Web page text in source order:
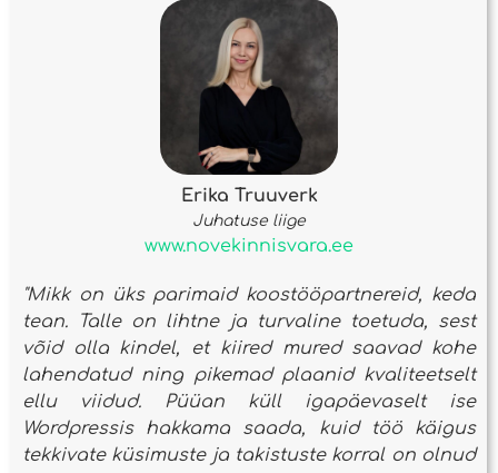
Erika Truuverk
Juhatuse liige
www.novekinnisvara.ee
"Mikk on üks parimaid koostööpartnereid, keda
tean. Talle on lihtne ja turvaline toetuda, sest
võid olla kindel, et kiired mured saavad kohe
lahendatud ning pikemad plaanid kvaliteetselt
ellu viidud. Püüan küll igapäevaselt ise
Wordpressis hakkama saada, kuid töö käigus
tekkivate küsimuste ja takistuste korral on olnud